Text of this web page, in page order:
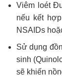
Viêm loét
nếu kết
NSAIDs
Sử dụng
sinh
sẽ khiến